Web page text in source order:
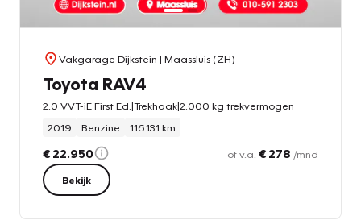
Vakgarage Dijkstein | Maassluis (ZH)
Toyota RAV4
2.0 VVT-iE First Ed.|Trekhaak|2.000 kg trekvermogen
2019
Benzine 116.131 km
€ 22.950 of v.a. € 278 /mnd
Bekijk